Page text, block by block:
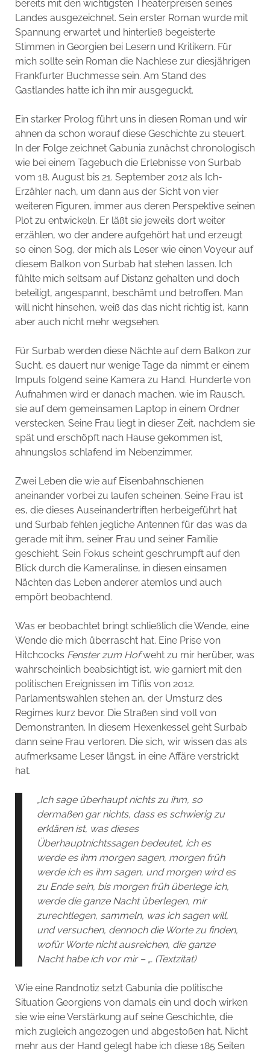
bereits mit den wichtigsten Theaterpreisen seines
Landes ausgezeichnet. Sein erster Roman wurde mit
Spannung erwartet und hinterließ begeisterte
Stimmen in Georgien bei Lesern und Kritikern. Für
mich sollte sein Roman die Nachlese zur diesjährigen
Frankfurter Buchmesse sein. Am Stand des
Gastlandes hatte ich ihn mir ausgeguckt.
Ein starker Prolog führt uns in diesen Roman und wir
ahnen da schon worauf diese Geschichte zu steuert.
In der Folge zeichnet Gabunia zunächst chronologisch
wie bei einem Tagebuch die Erlebnisse von Surbab
vom 18. August bis 21. September 2012 als Ich-
Erzähler nach, um dann aus der Sicht von vier
weiteren Figuren, immer aus deren Perspektive seinen
Plot zu entwickeln. Er läßt sie jeweils dort weiter
erzählen, wo der andere aufgehört hat und erzeugt
so einen Sog, der mich als Leser wie einen Voyeur auf
diesem Balkon von Surbab hat stehen lassen. Ich
fühlte mich seltsam auf Distanz gehalten und doch
beteiligt, angespannt, beschämt und betroffen. Man
will nicht hinsehen, weiß das das nicht richtig ist, kann
aber auch nicht mehr wegsehen.
Für Surbab werden diese Nächte auf dem Balkon zur
Sucht, es dauert nur wenige Tage da nimmt er einem
Impuls folgend seine Kamera zu Hand. Hunderte von
Aufnahmen wird er danach machen, wie im Rausch,
sie auf dem gemeinsamen Laptop in einem Ordner
verstecken. Seine Frau liegt in dieser Zeit, nachdem sie
spät und erschöpft nach Hause gekommen ist,
ahnungslos schlafend im Nebenzimmer.
Zwei Leben die wie auf Eisenbahnschienen
aneinander vorbei zu laufen scheinen. Seine Frau ist
es, die dieses Auseinandertriften herbeigeführt hat
und Surbab fehlen jegliche Antennen für das was da
gerade mit ihm, seiner Frau und seiner Familie
geschieht. Sein Fokus scheint geschrumpft auf den
Blick durch die Kameralinse, in diesen einsamen
Nächten das Leben anderer atemlos und auch
empört beobachtend.
Was er beobachtet bringt schließlich die Wende, eine
Wende die mich überrascht hat. Eine Prise von
Hitchcocks Fenster zum Hofweht zu mir herüber, was
wahrscheinlich beabsichtigt ist, wie garniert mit den
politischen Ereignissen im Tiflis von 2012.
Parlamentswahlen stehen an, der Umsturz des
Regimes kurz bevor. Die Straßen sind voll von
Demonstranten. In diesem Hexenkessel geht Surbab
dann seine Frau verloren. Die sich, wir wissen das als
aufmerksame Leser längst, in eine Affäre verstrickt
hat.
„Ich sage überhaupt nichts zu ihm, so
dermaßen gar nichts, dass es schwierig zu
erklären ist, was dieses
Überhauptnichtssagen bedeutet, ich es
werde es ihm morgen sagen, morgen früh
werde ich es ihm sagen, und morgen wird es
zu Ende sein, bis morgen früh überlege ich,
werde die ganze Nacht überlegen, mir
zurechtlegen, sammeln, was ich sagen will,
und versuchen, dennoch die Worte zu finden,
wofür Worte nicht ausreichen, die ganze
Nacht habe ich vor mir – „. (Textzitat)
Wie eine Randnotiz setzt Gabunia die politische
Situation Georgiens von damals ein und doch wirken
sie wie eine Verstärkung auf seine Geschichte, die
mich zugleich angezogen und abgestoßen hat. Nicht
mehr aus der Hand gelegt habe ich diese 185 Seiten